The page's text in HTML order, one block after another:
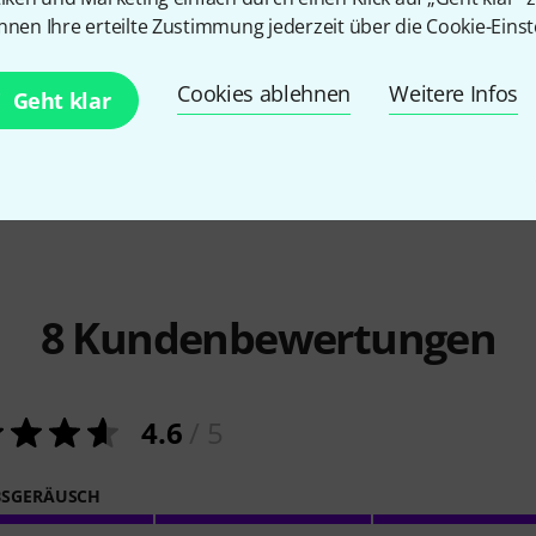
Ihre erteilte Zustimmung jederzeit über die Cookie-
Geht klar Cookies ablehnen Weitere Infos
1666
15,90 €
M10
3,90 €
8 Kundenbewertungen
4.6